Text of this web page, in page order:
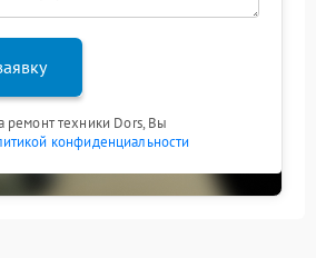
ремонт техники Dors, Вы
конфиденциальности